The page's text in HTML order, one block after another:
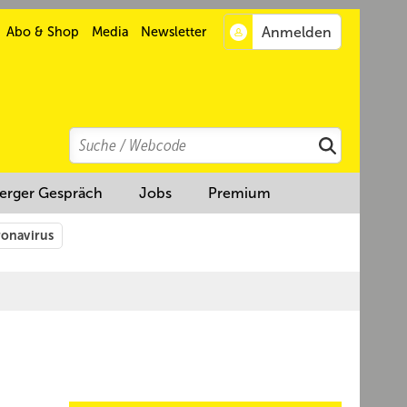
Abo & Shop Media Newsletter
Search
Suchen
Gespräch Jobs Premium